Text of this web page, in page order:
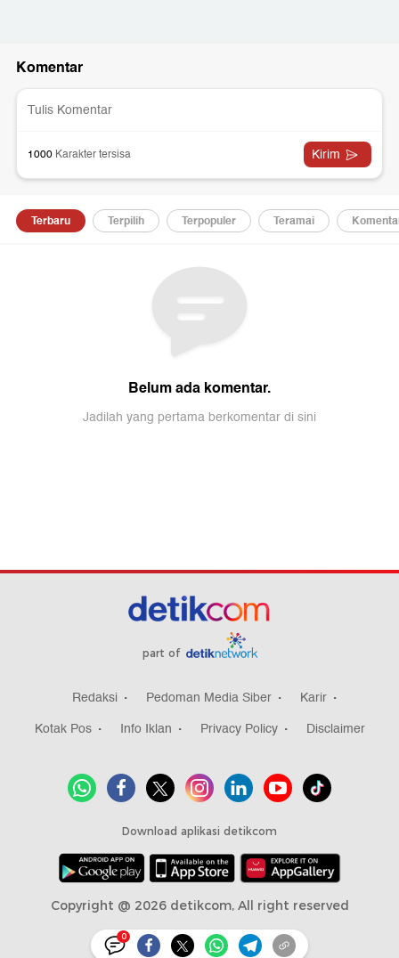
0
part of
Redaksi Pedoman Media Siber
Karir
Kotak Pos
Info Iklan Privacy Policy Disclaimer
Download aplikasi detikcom
Copyright @ 2026 detikcom, All right reserved